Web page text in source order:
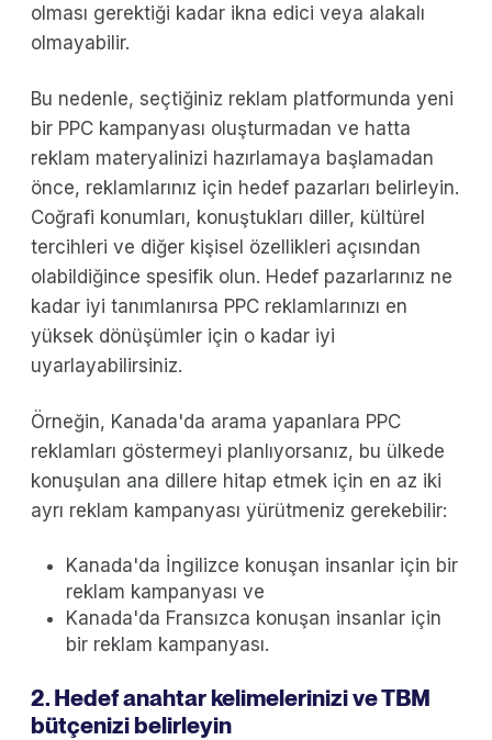
olması gerektiği kadar ikna edici veya alakalı
olmayabilir.
Bu nedenle, seçtiğiniz reklam platformunda yeni
bir PPC kampanyası oluşturmadan ve hatta
reklam materyalinizi hazırlamaya başlamadan
önce, reklamlarınız için hedef pazarları belirleyin.
Coğrafi konumları, konuştukları diller, kültürel
tercihleri ve diğer kişisel özellikleri açısından
olabildiğince spesifik olun. Hedef pazarlarınız ne
kadar iyi tanımlanırsa PPC reklamlarınızı en
yüksek dönüşümler için o kadar iyi
uyarlayabilirsiniz.
Örneğin, Kanada'da arama yapanlara PPC
reklamları göstermeyi planlıyorsanız, bu ülkede
konuşulan ana dillere hitap etmek için en az iki
ayrı reklam kampanyası yürütmeniz gerekebilir:
Kanada'da İngilizce konuşan insanlar için bir
reklam kampanyası ve
Kanada'da Fransızca konuşan insanlar için
bir reklam kampanyası.
2. Hedef anahtar kelimelerinizi ve TBM
bütçenizi belirleyin